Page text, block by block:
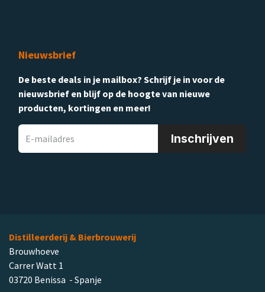
Nieuwsbrief
De beste deals in je mailbox? Schrijf je in voor de
nieuwsbrief en blijf op de hoogte van nieuwe
producten, kortingen en meer!
Inschrijven
Distilleerderij & Bierbrouwerij
Brouwhoeve
Carrer Watt 1
03720 Benissa - Spanje